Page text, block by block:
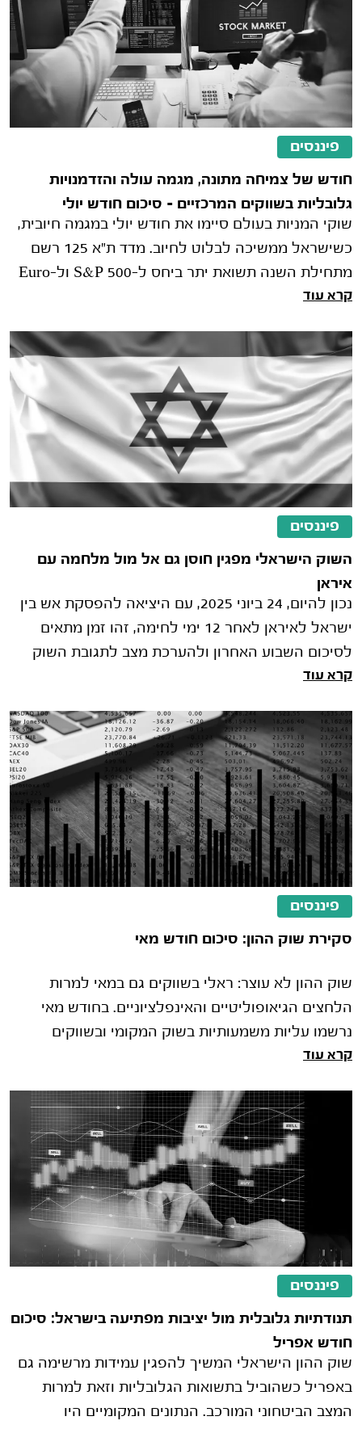
פיננסים
חודש של צמיחה מתונה, מגמה עולה והזדמנויות
גלובליות בשווקים המרכזיים – סיכום חודש יולי
שוקי המניות בעולם סיימו את חודש יולי במגמה חיובית,
כשישראל ממשיכה לבלוט לחיוב. מדד ת"א 125 רשם
מתחילת השנה תשואת יתר ביחס ל-S&P 500 ול-Euro
STOXX 600, בין היתר בשל ירידה בפרמיית
קרא עוד
פיננסים
השוק הישראלי מפגין חוסן גם אל מול מלחמה עם
איראן
נכון להיום, 24 ביוני 2025, עם היציאה להפסקת אש בין
ישראל לאיראן לאחר 12 ימי לחימה, זהו זמן מתאים
לסיכום השבוע האחרון ולהערכת מצב לתגובת השוק
בימים הקרובים. מה היה בשבוע הח
קרא עוד
פיננסים
סקירת שוק ההון: סיכום חודש מאי
שוק ההון לא עוצר: ראלי בשווקים גם במאי למרות
הלחצים הגיאופוליטיים והאינפלציוניים. בחודש מאי
נרשמו עליות משמעותיות בשוק המקומי ובשווקים
הבינלאומיים זאת על רקע התפ
קרא עוד
פיננסים
תנודתיות גלובלית מול יציבות מפתיעה בישראל: סיכום
חודש אפריל
שוק ההון הישראלי המשיך להפגין עמידות מרשימה גם
באפריל כשהוביל בתשואות הגלובליות וזאת למרות
המצב הביטחוני המורכב. הנתונים המקומיים היו